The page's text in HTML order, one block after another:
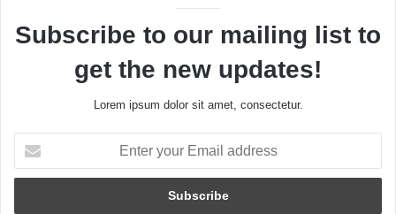
Subscribe to our mailing list to
get the new updates!
Lorem ipsum dolor sit amet, consectetur.
your
Email